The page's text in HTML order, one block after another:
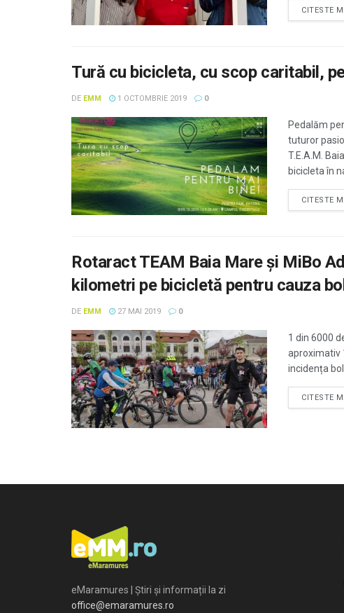
CITESTE
Tură cu bicicleta, cu scop caritabil,
DE EMM 1 OCTOMBRIE 2019 0
Pedalăm
tuturor
T.E.A.M.
bicicleta în
CITESTE
Rotaract TEAM Baia Mare și MiBo
kilometri pe bicicletă pentru cauza
DE EMM 27 MAI 2019 0
1 din 6000
aproximativ
incidența
CITESTE
eMaramures | Știri și informații la zi
office@emaramures.ro